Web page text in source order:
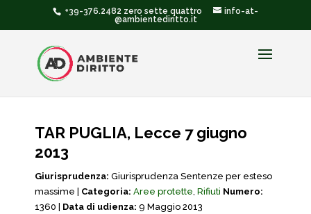
+39-376.2482 zero sette quattro
info-at-
@ambientediritto.it
TAR PUGLIA, Lecce 7 giugno
2013
Giurisprudenza: Giurisprudenza Sentenze per esteso
massime | Categoria: Aree protette, Rifiuti Numero:
1360 | Data di udienza: 9 Maggio 2013